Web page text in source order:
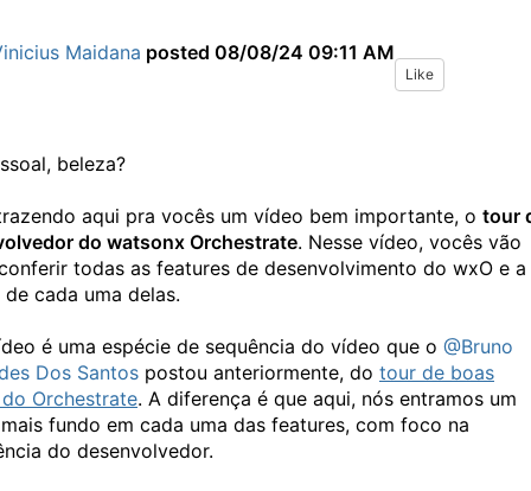
Maidana posted 08/08/24 09:11 AM
Like
beleza?
aqui pra vocês um vídeo bem importante, o tour
do watsonx Orchestrate. Nesse vídeo, vocês vão
todas as features de desenvolvimento do wxO e a
cada uma delas.
é uma espécie de sequência do vídeo que o @Bruno
Dos Santos postou anteriormente, do tour de boas
Orchestrate. A diferença é que aqui, nós entramos um
fundo em cada uma das features, com foco na
do desenvolvedor.